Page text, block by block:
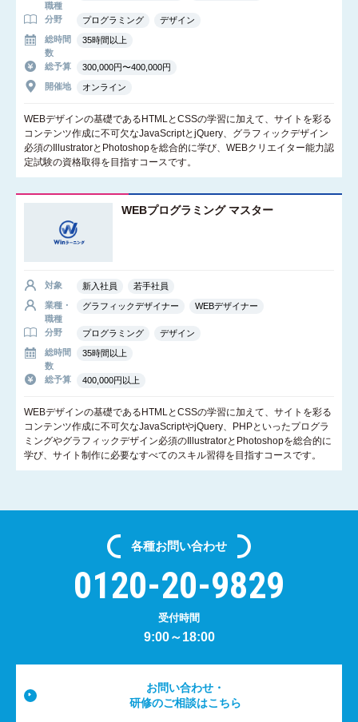
職種
分野 プログラミング
デザイン
総時間
数
35時間以上
総予算
300,000円〜400,000円
開催地
オンライン
WEBデザインの基礎であるHTMLとCSSの学習に加えて、サイトを彩る
コンテンツ作成に不可欠なJavaScriptとjQuery、グラフィックデザイン
必須のIllustratorとPhotoshopを総合的に学び、WEBクリエイター能力認
定試験の資格取得を目指すコースです。
WEBプログラミング マスター
対象 新入社員
若手社員
業種・
職種
グラフィックデザイナー WEBデザイナー
分野 プログラミング
デザイン
総時間
数
35時間以上
総予算 400,000円以上
WEBデザインの基礎であるHTMLとCSSの学習に加えて、サイトを彩る
コンテンツ作成に不可欠なJavaScriptやjQuery、PHPといったプログラ
ミングやグラフィックデザイン必須のIllustratorとPhotoshopを総合的に
学び、サイト制作に必要なすべてのスキル習得を目指すコースです。
各種お問い合わせ
0120-20-9829
受付時間
9:00～18:00
お問い合わせ・
研修のご相談はこちら